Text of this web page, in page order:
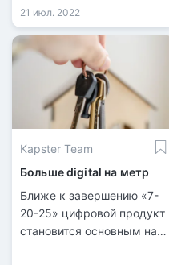
жилищной политики в
Правительстве РК.
Временно оформление
ипотечных кредитов будет
осуществляться из
возвратных средств,
передает корреспондент
МИА «Казинформ».
21 июл. 2022
Kapster Team
Больше digital на метр
Ближе к завершению «7-
20-25» цифровой продукт
становится основным на